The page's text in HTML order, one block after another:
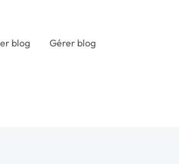
blog Gérer blog